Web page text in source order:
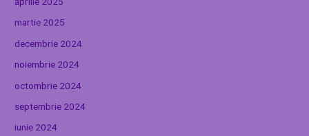
martie 2025
decembrie 2024
noiembrie 2024
octombrie 2024
septembrie 2024
iunie 2024